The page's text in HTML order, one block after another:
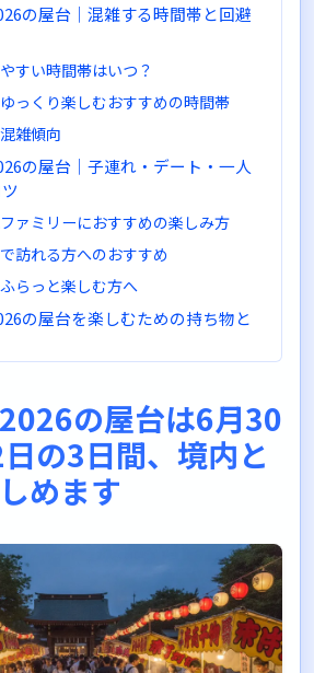
の屋台｜混雑する時間帯と回避
すい時間帯はいつ？
っくり楽しむおすすめの時間帯
雑傾向
の屋台｜子連れ・デート・一人
ァミリーにおすすめの楽しみ方
訪れる方へのおすすめ
らっと楽しむ方へ
の屋台を楽しむための持ち物と
利なもの
イント
の屋台以外の見どころもチェッ
鬘院へのお参り
灯の灯り
の屋台に関するよくある質問
払いは現金のみですか？
の屋台は6月30
の3日間、境内と
めます